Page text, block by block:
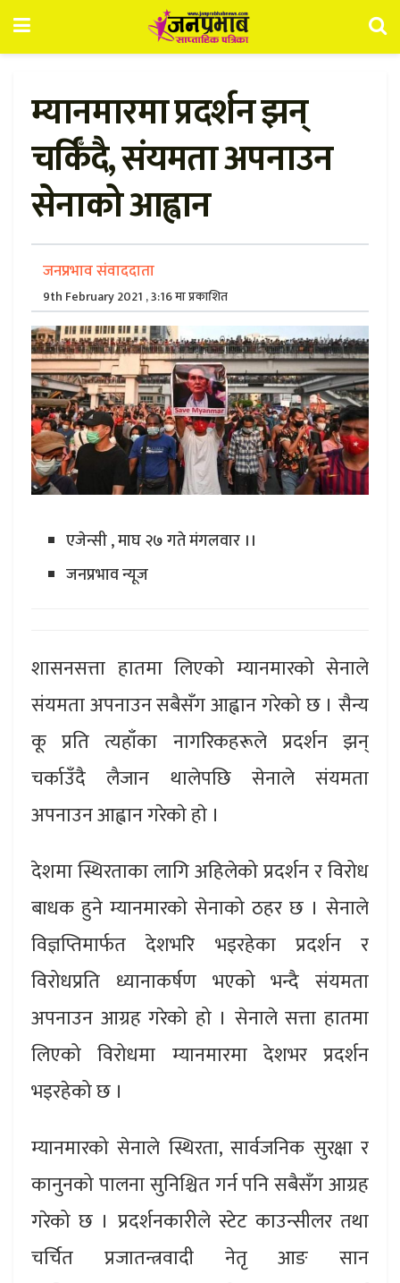
म्यानमारमा प्रदर्शन झन्
चर्किँदै, संयमता अपनाउन
सेनाको आह्वान
जनप्रभाव संवाददाता
9th February 2021 , 3:16 मा प्रकाशित
एजेन्सी , माघ २७ गते मंगलवार ।।
जनप्रभाव न्यूज
शासनसत्ता हातमा लिएको म्यानमारको सेनाले
संयमता अपनाउन सबैसँग आह्वान गरेको छ । सैन्य
कू प्रति त्यहाँका नागरिकहरूले प्रदर्शन झन्
चर्काउँदै लैजान थालेपछि सेनाले संयमता
अपनाउन आह्वान गरेकाे हाे ।
देशमा स्थिरताका लागि अहिलेको प्रदर्शन र विरोध
बाधक हुने म्यानमारको सेनाको ठहर छ । सेनाले
विज्ञप्तिमार्फत देशभरि भइरहेका प्रदर्शन र
विरोधप्रति ध्यानाकर्षण भएको भन्दै संयमता
अपनाउन आग्रह गरेको हो । सेनाले सत्ता हातमा
लिएको विरोधमा म्यानमारमा देशभर प्रदर्शन
भइरहेको छ ।
म्यानमारको सेनाले स्थिरता, सार्वजनिक सुरक्षा र
कानुनको पालना सुनिश्चित गर्न पनि सबैसँग आग्रह
गरेको छ । प्रदर्शनकारीले स्टेट काउन्सीलर तथा
चर्चित प्रजातन्त्रवादी नेतृ आङ सान